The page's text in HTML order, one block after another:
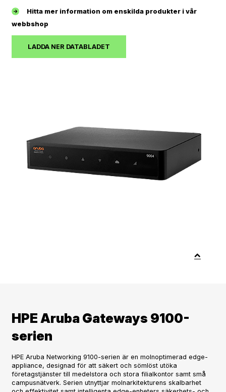
Hitta mer information om enskilda produkter i vår
webbshop
LADDA NER DATABLADET
HPE Aruba Gateways 9100-
serien
HPE Aruba Networking 9100-serien är en molnoptimerad edge-
appliance, designad för att säkert och sömlöst utöka
företagstjänster till medelstora och stora filialkontor samt små
campusnätverk. Serien utnyttjar molnarkitekturens skalbarhet